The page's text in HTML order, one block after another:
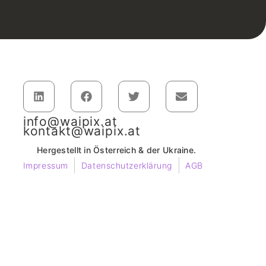
info@waipix.at
kontakt@waipix.at
Hergestellt in Österreich & der Ukraine.
Impressum
Datenschutzerklärung AGB